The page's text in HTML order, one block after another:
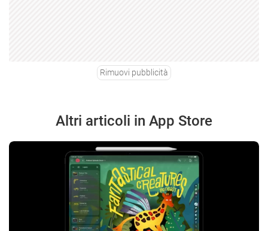
Rimuovi pubblicità
Altri articoli in App Store